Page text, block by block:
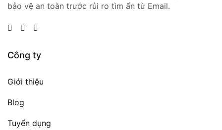
bảo vệ an toàn trước rủi ro tìm ẩn từ Email.
Công ty
Giới thiệu
Blog
Tuyển dụng